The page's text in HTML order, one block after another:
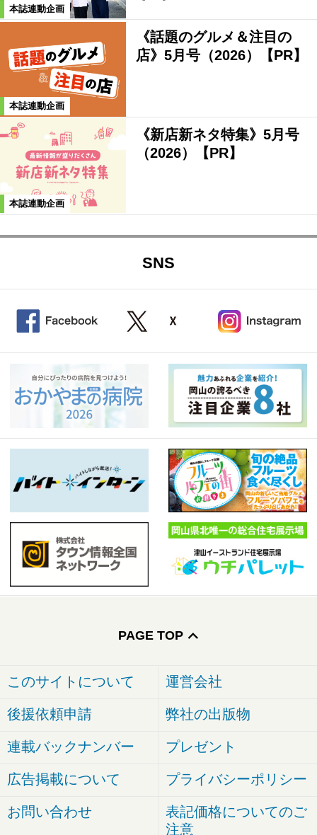
本誌連動企画
本誌連動企画
《話題のグルメ＆注目の
店》5月号（2026）【PR】
本誌連動企画
《新店新ネタ特集》5月号
（2026）【PR】
SNS
PAGE TOP
このサイトについて 運営会社
後援依頼申請 弊社の出版物
連載バックナンバー プレゼント
広告掲載について プライバシーポリシー
お問い合わせ
表記価格についてのご
注意